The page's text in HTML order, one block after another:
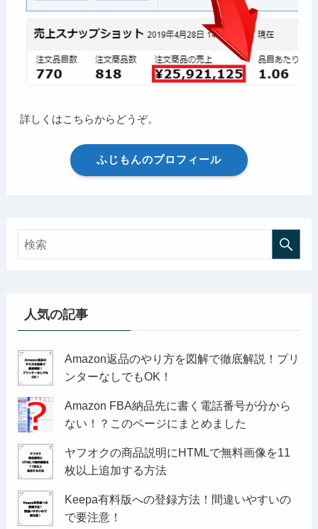
詳しくはこちらからどうぞ。
ふじもんのプロフィール
人気の記事
Amazon返品のやり方を図解で徹底解説！プリ
ンターなしでもOK！
Amazon FBA納品先に書く電話番号が分から
ない！？このページにまとめました
ヤフオクの商品説明にHTMLで無料画像を11
枚以上追加する方法
Keepa有料版への登録方法！間違いやすいの
で要注意！